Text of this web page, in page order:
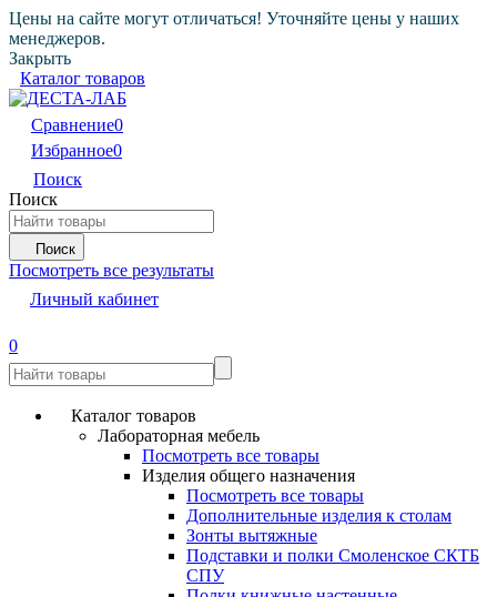
Цены на сайте могут отличаться! Уточняйте цены у наших
менеджеров.
Закрыть
Каталог товаров
Сравнение0
Избранное0
Поиск
Поиск
Поиск
Посмотреть все результаты
Личный кабинет
0
Каталог товаров
Лабораторная мебель
Посмотреть все товары
Изделия общего назначения
Посмотреть все товары
Дополнительные изделия к столам
Зонты вытяжные
Подставки и полки Смоленское СКТБ
СПУ